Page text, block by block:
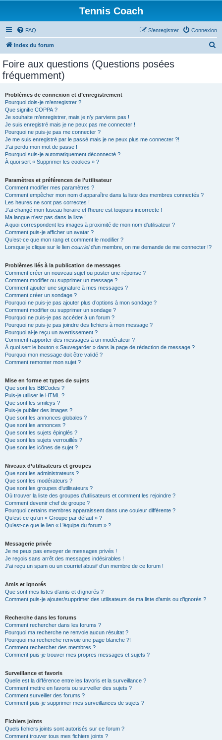
Tennis Coach
FAQ Connexion
S’enregistrer
Index du forum
Foire aux questions (Questions posées
fréquemment)
Problèmes de connexion et d’enregistrement
Pourquoi dois-je m’enregistrer ?
Que signifie COPPA ?
Je souhaite m’enregistrer, mais je n’y parviens pas !
Je suis enregistré mais je ne peux pas me connecter !
Pourquoi ne puis-je pas me connecter ?
Je me suis enregistré par le passé mais je ne peux plus me connecter ?!
J’ai perdu mon mot de passe !
Pourquoi suis-je automatiquement déconnecté ?
À quoi sert « Supprimer les cookies » ?
Paramètres et préférences de l’utilisateur
Comment modifier mes paramètres ?
Comment empêcher mon nom d’apparaître dans la liste des membres connectés ?
Les heures ne sont pas correctes !
J’ai changé mon fuseau horaire et l’heure est toujours incorrecte !
Ma langue n’est pas dans la liste !
A quoi correspondent les images à proximité de mon nom d’utilisateur ?
Comment puis-je afficher un avatar ?
Qu’est-ce que mon rang et comment le modifier ?
Lorsque je clique sur le lien courrield’un membre, on me demande de me connecter !?
Problèmes liés à la publication de messages
Comment créer un nouveau sujet ou poster une réponse ?
Comment modifier ou supprimer un message ?
Comment ajouter une signature à mes messages ?
Comment créer un sondage ?
Pourquoi ne puis-je pas ajouter plus d’options à mon sondage ?
Comment modifier ou supprimer un sondage ?
Pourquoi ne puis-je pas accéder à un forum ?
Pourquoi ne puis-je pas joindre des fichiers à mon message ?
Pourquoi ai-je reçu un avertissement ?
Comment rapporter des messages à un modérateur ?
À quoi sert le bouton « Sauvegarder » dans la page de rédaction de message ?
Pourquoi mon message doit être validé ?
Comment remonter mon sujet ?
Mise en forme et types de sujets
Que sont les BBCodes ?
Puis-je utiliser le HTML ?
Que sont les smileys ?
Puis-je publier des images ?
Que sont les annonces globales ?
Que sont les annonces ?
Que sont les sujets épinglés ?
Que sont les sujets verrouillés ?
Que sont les icônes de sujet ?
Niveaux d’utilisateurs et groupes
Que sont les administrateurs ?
Que sont les modérateurs ?
Que sont les groupes d’utilisateurs ?
Où trouver la liste des groupes d’utilisateurs et comment les rejoindre ?
Comment devenir chef de groupe ?
Pourquoi certains membres apparaissent dans une couleur différente ?
Qu’est-ce qu’un « Groupe par défaut » ?
Qu’est-ce que le lien « L’équipe du forum » ?
Messagerie privée
Je ne peux pas envoyer de messages privés !
Je reçois sans arrêt des messages indésirables !
J’ai reçu un spam ou un courriel abusif d’un membre de ce forum !
Amis et ignorés
Que sont mes listes d’amis et d’ignorés ?
Comment puis-je ajouter/supprimer des utilisateurs de ma liste d’amis ou d’ignorés ?
Recherche dans les forums
Comment rechercher dans les forums ?
Pourquoi ma recherche ne renvoie aucun résultat ?
Pourquoi ma recherche renvoie une page blanche ?!
Comment rechercher des membres ?
Comment puis-je trouver mes propres messages et sujets ?
Surveillance et favoris
Quelle est la différence entre les favoris et la surveillance ?
Comment mettre en favoris ou surveiller des sujets ?
Comment surveiller des forums ?
Comment puis-je supprimer mes surveillances de sujets ?
Fichiers joints
Quels fichiers joints sont autorisés sur ce forum ?
Comment trouver tous mes fichiers joints ?